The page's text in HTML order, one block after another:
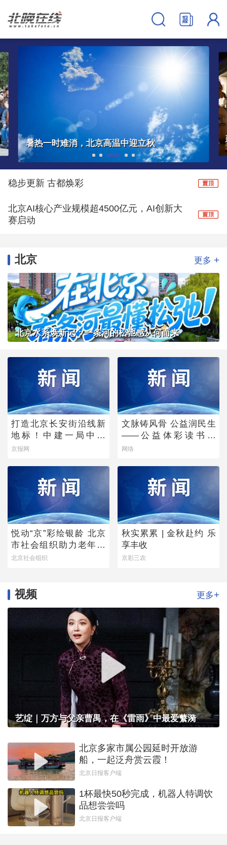
延时开放！暑期过半，丰台这些博物馆的“夏令时”还在继续→
稳步更新 古都焕彩
北京AI核心产业规模超4500亿元，AI创新大
赛启动
北京 更多 +
北京水系焕新记：一条河的松弛感从何而来
打造北京长安街沿线新
地标！中建一局中标
CBD核心区Z9地块项目
京报网
文脉铸风骨 公益润民生
——公益体彩读书会
《唐诗宋词中的功夫
网络
悦动“京”彩绘银龄 北京
市社会组织助力老年学
堂公益项目稳步推进
北京社会组织
秋实累累 | 金秋赴约 乐
享丰收
京彩三农
视频 更多+
艺绽｜万方与父亲曹禺，在《雷雨》中最爱蘩漪
北京多家市属公园延时开放游
船，一起泛舟赏云霞！
北京日报客户端
1杯最快50秒完成，机器人特调饮
品想尝尝吗
北京日报客户端